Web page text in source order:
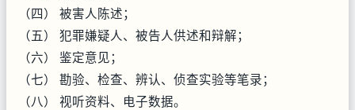
（四） 被害人陈述；
（五） 犯罪嫌疑人、被告人供述和辩解；
（六） 鉴定意见；
（七） 勘验、检查、辨认、侦查实验等笔录；
（八） 视听资料、电子数据。